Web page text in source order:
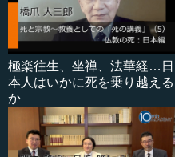
極楽往生、坐禅、法華経…日
本人はいかに死を乗り越える
か